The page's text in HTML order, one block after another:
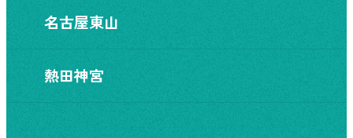
名古屋東山
熱田神宮